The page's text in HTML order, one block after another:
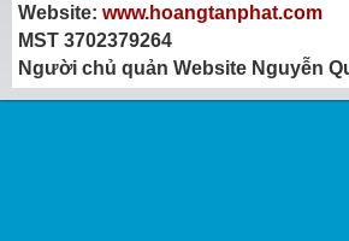
Website: www.hoangtanphat.com
MST 3702379264
Người chủ quản Website Nguyễn